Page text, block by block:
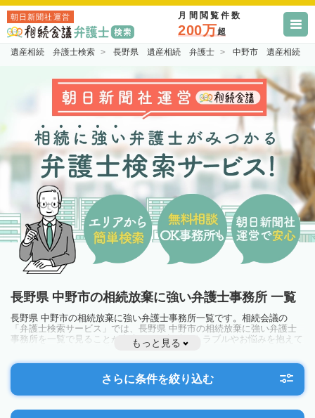
朝日新聞社運営 月間閲覧件数
200万超
遺産相続 弁護士検索 長野県 遺産相続 弁護士 中野市 遺産相続
長野県 中野市の相続放棄に強い弁護士事務所 一覧
長野県 中野市の相続放棄に強い弁護士事務所一覧です。相続会議の
「弁護士検索サービス」では、長野県 中野市の相続放棄に強い弁護士
事務所を一覧で見ることが出来ます。相続のトラブルやお悩みを抱えて
いる方は一度近隣の弁護士に相談してみましょう。
もっと見る
さらに条件を絞り込む